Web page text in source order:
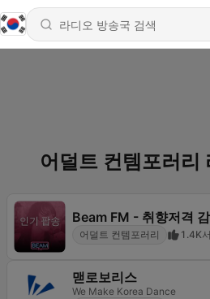
어덜트 컨템포러리
Beam FM - 취향저격
어덜트 컨템포러리 1.4K
맫로보리스
We Make Korea Dance